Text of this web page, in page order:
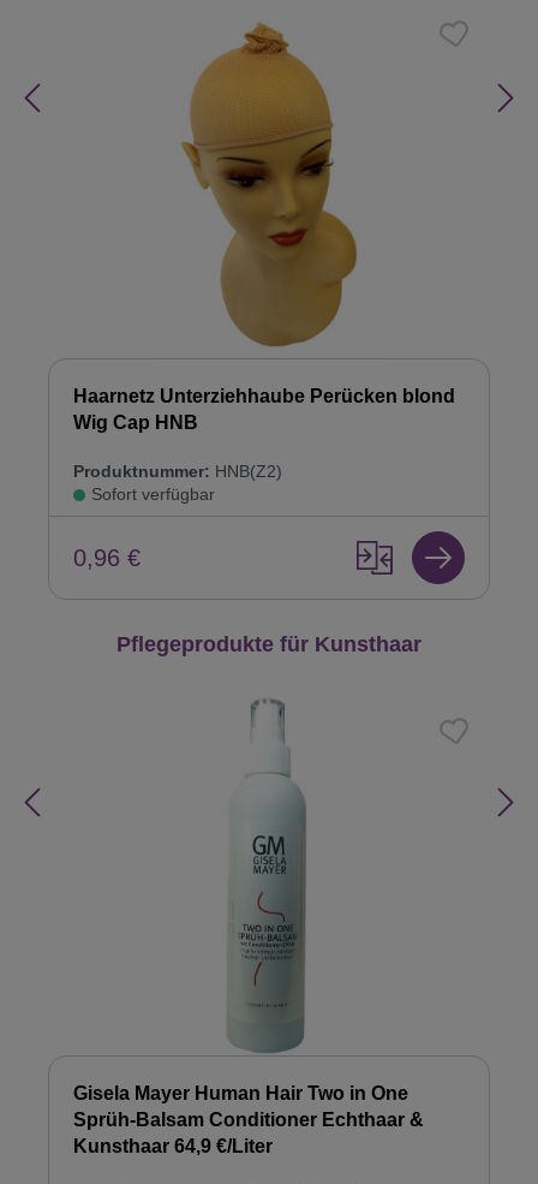
Haarnetz Unterziehhaube Perücken blond
Wig Cap HNB
Produktnummer: HNB(Z2)
Sofort verfügbar
0,96 €
Produktgalerie überspringen
Pflegeprodukte für Kunsthaar
Gisela Mayer Human Hair Two in One
Sprüh-Balsam Conditioner Echthaar &
Kunsthaar 64,9 €/Liter